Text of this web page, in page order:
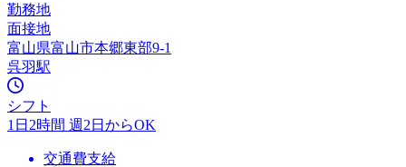
勤務地
面接地
富山県富山市本郷東部9-1
呉羽駅
シフト
1日2時間 週2日からOK
交通費支給